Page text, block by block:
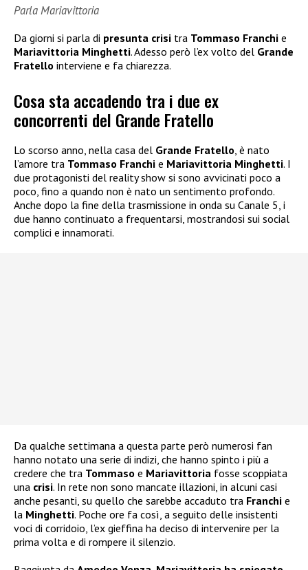
Parla Mariavittoria
Da giorni si parla di presunta crisi tra Tommaso Franchi e
Mariavittoria Minghetti. Adesso però l’ex volto del Grande
Fratello interviene e fa chiarezza.
Cosa sta accadendo tra i due ex
concorrenti del Grande Fratello
Lo scorso anno, nella casa del Grande Fratello , è nato
l’amore tra Tommaso Franchi e Mariavittoria Minghetti. I
due protagonisti del reality show si sono avvicinati poco a
poco, fino a quando non è nato un sentimento profondo.
Anche dopo la fine della trasmissione in onda su Canale 5, i
due hanno continuato a frequentarsi, mostrandosi sui social
complici e innamorati.
Da qualche settimana a questa parte però numerosi fan
hanno notato una serie di indizi, che hanno spinto i più a
credere che tra Tommaso e Mariavittoria fosse scoppiata
una crisi. In rete non sono mancate illazioni, in alcuni casi
anche pesanti, su quello che sarebbe accaduto tra Franchi e
la Minghetti. Poche ore fa così, a seguito delle insistenti
voci di corridoio, l’ex gieffina ha deciso di intervenire per la
prima volta e di rompere il silenzio.